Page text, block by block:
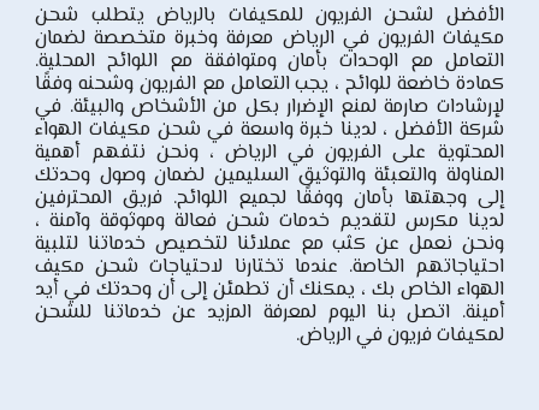
الأفضل لشحن الفريونللمكيفات بالرياض يتطلب شحن
مكيفات الفريون في الرياض معرفة وخبرة متخصصة لضمان
التعامل مع الوحدات بأمان ومتوافقة مع اللوائح المحلية.
كمادة خاضعة للوائح ، يجب التعامل مع الفريون وشحنه وفقًا
لإرشادات صارمة لمنع الإضرار بكل من الأشخاص والبيئة. في
شركة الأفضل ، لدينا خبرة واسعة في شحن مكيفات الهواء
المحتوية على الفريون في الرياض ، ونحن نتفهم أهمية
المناولة والتعبئة والتوثيق السليمين لضمان وصول وحدتك
إلى وجهتها بأمان ووفقًا لجميع اللوائح. فريق المحترفين
لدينا مكرس لتقديم خدمات شحن فعالة وموثوقة وآمنة ،
ونحن نعمل عن كثب مع عملائنا لتخصيص خدماتنا لتلبية
احتياجاتهم الخاصة. عندما تختارنا لاحتياجات شحن مكيف
الهواء الخاص بك ، يمكنك أن تطمئن إلى أن وحدتك في أيد
أمينة. اتصل بنا اليوم لمعرفة المزيد عن خدماتنا للشحن
لمكيفات فريون في الرياض.